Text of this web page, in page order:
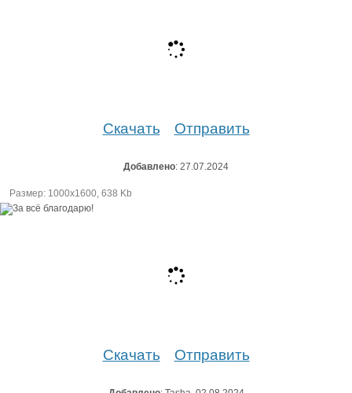
Скачать Отправить
Добавлено: 27.07.2024
Размер: 1000х1600, 638 Kb
Скачать Отправить